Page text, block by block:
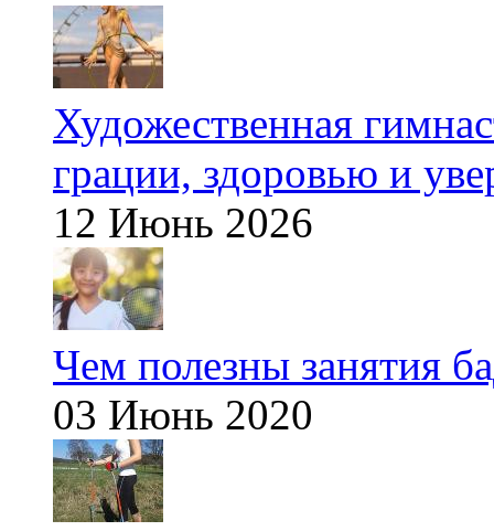
Художественная
грации, здоровью и
12 Июнь 2026
Чем полезны занятия
03 Июнь 2020